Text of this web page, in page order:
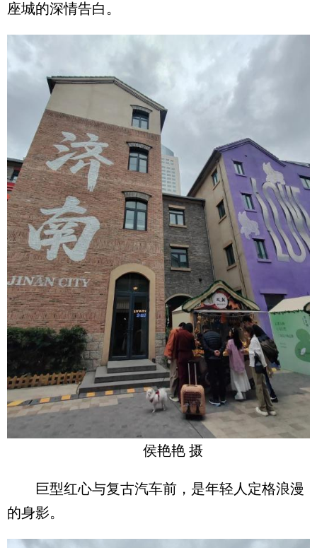
座城的深情告白。
侯艳艳 摄
巨型红心与复古汽车前，是年轻人定格浪漫
的身影。